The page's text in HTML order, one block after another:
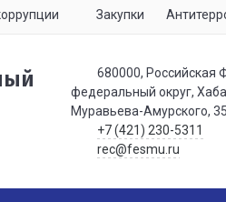
Закупки
680000, Российская
федеральный округ,
Муравьева-Амурского, 35.
+7 (421) 230-5311
rec@fesmu.ru